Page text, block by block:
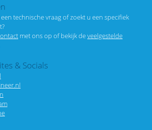
technische vraag of zoekt u een specifiek
met ons op of bekijk deveelgestelde
& Socials